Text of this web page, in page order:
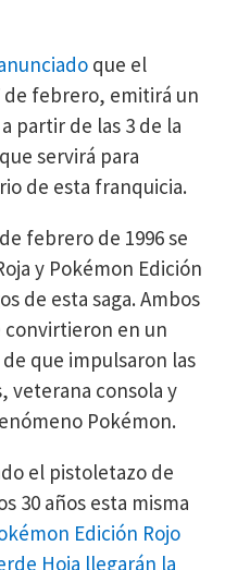
que el
de febrero, emitirá un
partir de las 3 de la
servirá para
de esta franquicia.
febrero de 1996 se
y Pokémon Edición
de esta saga. Ambos
convirtieron en un
que impulsaron las
veterana consola y
Pokémon.
el pistoletazo de
30 años esta misma
Edición Rojo
Hoja llegarán la